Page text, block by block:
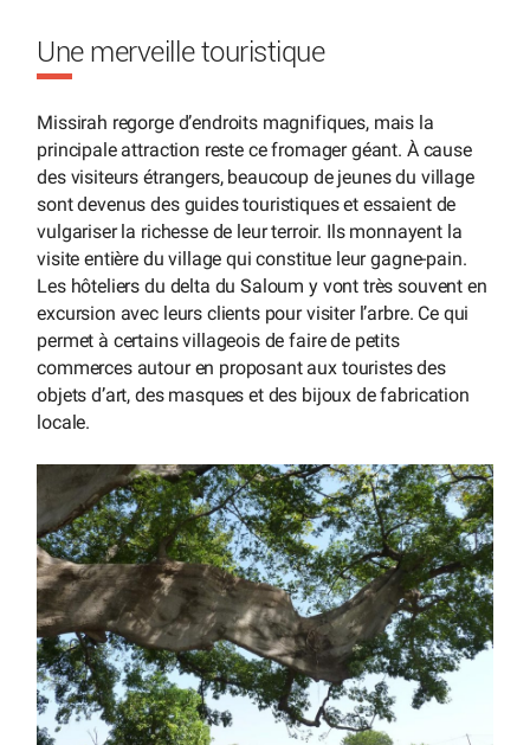
Une merveille touristique
Missirah regorge d’endroits magnifiques, mais la
principale attraction reste ce fromager géant. À cause
des visiteurs étrangers, beaucoup de jeunes du village
sont devenus des guides touristiques et essaient de
vulgariser la richesse de leur terroir. Ils monnayent la
visite entière du village qui constitue leur gagne-pain.
Les hôteliers du delta du Saloum y vont très souvent en
excursion avec leurs clients pour visiter l’arbre. Ce qui
permet à certains villageois de faire de petits
commerces autour en proposant aux touristes des
objets d’art, des masques et des bijoux de fabrication
locale.